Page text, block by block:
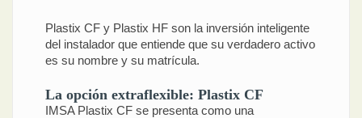
Plastix CF y Plastix HF son la inversión inteligente
del instalador que entiende que su verdadero activo
es su nombre y su matrícula.
La opción extraflexible: Plastix CF
IMSA Plastix CF se presenta como una